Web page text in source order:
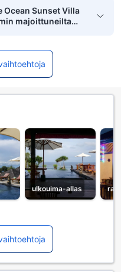
Ocean Sunset Villa
majoittuneilta
ulkouima-allas